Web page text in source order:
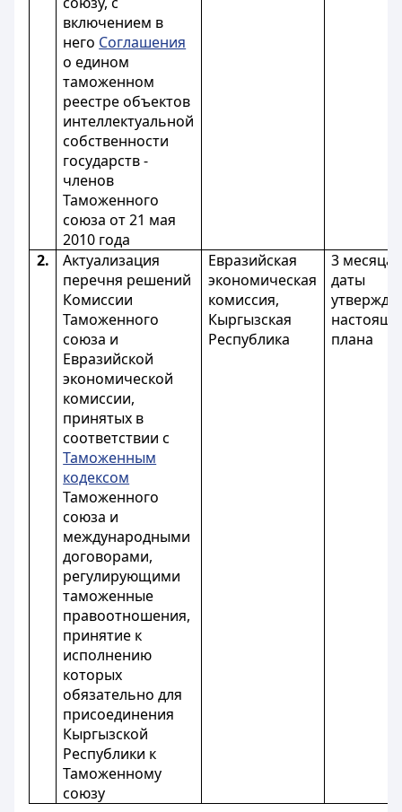
включением в
него Соглашения
о едином
таможенном
реестре объектов
интеллектуальной
собственности
государств -
членов
Таможенного
союза от 21 мая
2010 года
2.
Актуализация
перечня решений
Комиссии
Таможенного
союза и
Евразийской
экономической
комиссии,
принятых в
соответствии с
Таможенным
кодексом
Таможенного
союза и
международными
договорами,
регулирующими
таможенные
правоотношения,
принятие к
исполнению
которых
обязательно для
присоединения
Кыргызской
Республики к
Таможенному
союзу
Евразийская
экономическая
комиссия,
Кыргызская
Республика
3 месяца
даты
плана